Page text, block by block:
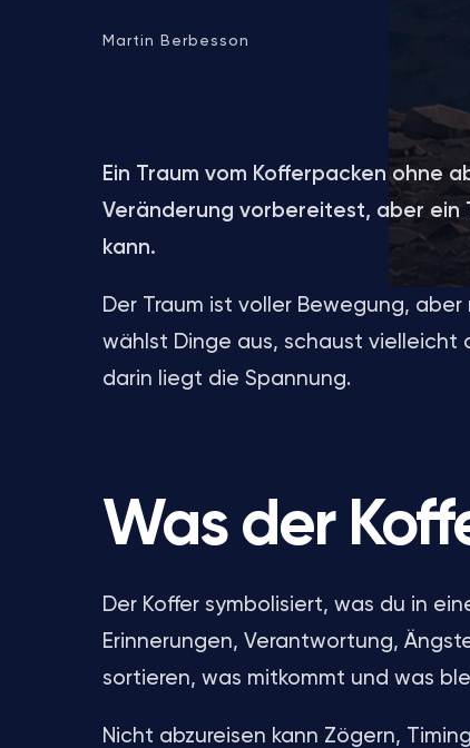
Martin Berbesson
Ein Traum vom Kofferpacken ohne
Veränderung vorbereitest, aber ein
kann.
Der Traum ist voller Bewegung,
wählst Dinge aus, schaust vielleicht
darin liegt die Spannung.
Was der
Der Koffer symbolisiert, was du in
Erinnerungen, Verantwortung,
sortieren, was mitkommt und was
Nicht abzureisen kann Zögern,